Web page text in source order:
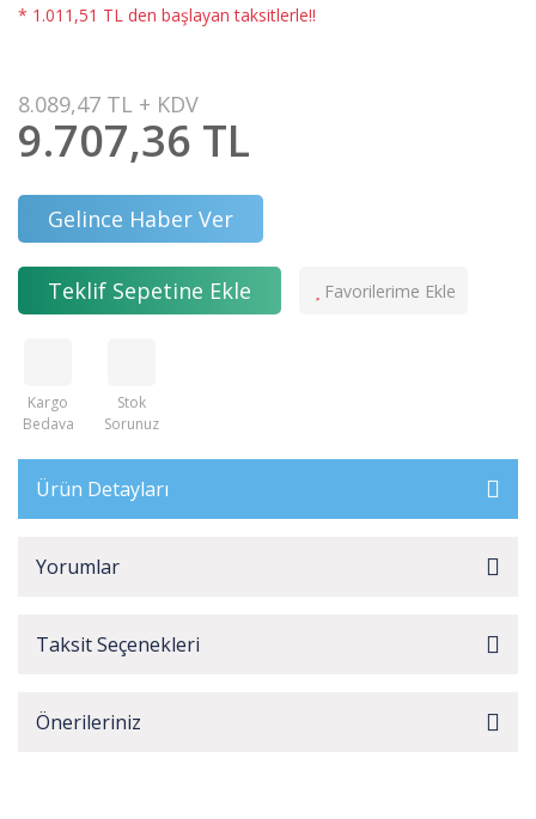
* 1.011,51 TL den başlayan taksitlerle!!
8.089,47 TL + KDV
9.707,36 TL
Gelince Haber Ver
Teklif Sepetine Ekle
Kargo
Bedava
Stok
Sorunuz
Ürün Detayları
Yorumlar
Taksit Seçenekleri
Önerileriniz